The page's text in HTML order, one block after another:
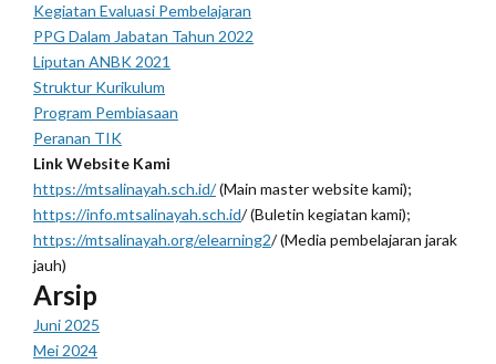
Kegiatan Evaluasi Pembelajaran
PPG Dalam Jabatan Tahun 2022
Liputan ANBK 2021
Struktur Kurikulum
Program Pembiasaan
Peranan TIK
Link Website Kami
https://mtsalinayah.sch.id/(Main master website kami);
https://info.mtsalinayah.sch.id/ (Buletin kegiatan kami);
https://mtsalinayah.org/elearning2/ (Media pembelajaran jarak
jauh)
Arsip
Juni 2025
Mei 2024